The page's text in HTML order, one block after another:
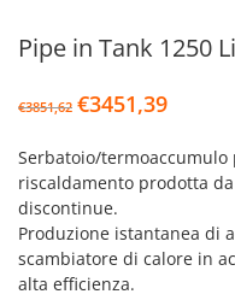
Pipe in Tank 1250
€3851,62 Il
originale
era:
€3851,62.
€3451,39Il
attuale
è:
Serbatoio/termoaccumulo
riscaldamento prodotta
discontinue.
Produzione istantanea di
scambiatore di calore in
alta efficienza.